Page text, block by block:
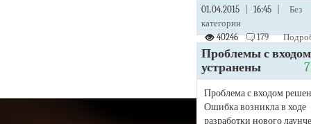
01.04.2015 16:45
Без
категории
40246
179
Проблемы с входом
устранены
Проблема с входом
Ошибка возникла в ходе
разработки нового